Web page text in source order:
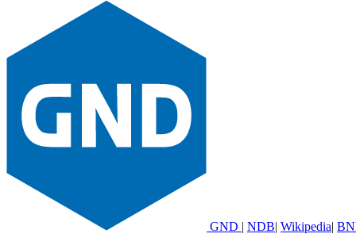
GND | NDB| Wikipedia|